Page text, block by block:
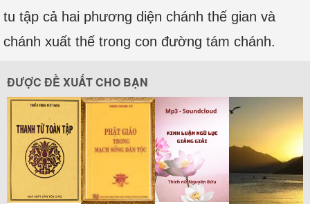
tu tập cả hai phương diện chánh thế gian và
chánh xuất thế trong con đường tám chánh.
ĐƯỢC ĐỀ XUẤT CHO BẠN